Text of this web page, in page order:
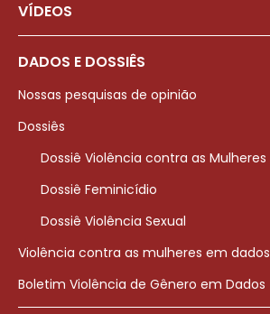
VÍDEOS
DADOS E DOSSIÊS
Nossas pesquisas de opinião
Dossiês
Dossiê Violência contra as Mulheres
Dossiê Feminicídio
Dossiê Violência Sexual
Violência contra as mulheres em dados
Boletim Violência de Gênero em Dados